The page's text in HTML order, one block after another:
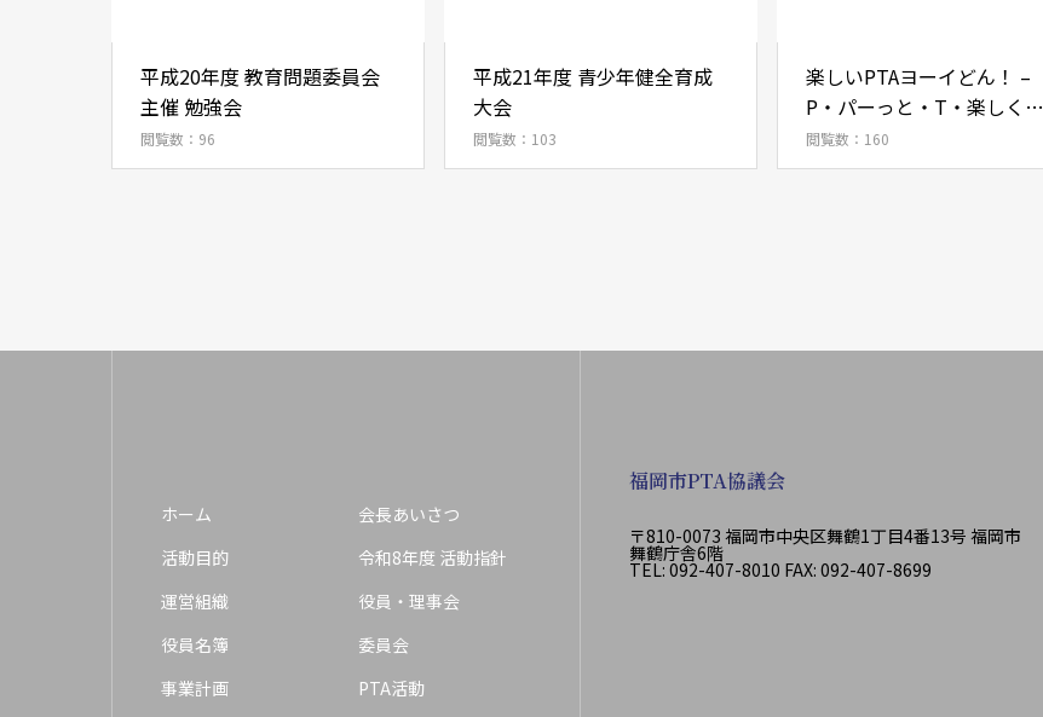
平成20年度 教育問題委員会
主催 勉強会
閲覧数：96
平成21年度 青少年健全育成
大会
閲覧数：103
楽しいPTAヨーイどん！ –
P・パーっと・T・楽しく・
A・遊ぶ会 –
閲覧数：160
ホーム
会長あいさつ
活動目的
令和8年度 活動指針
運営組織
役員・理事会
役員名簿
委員会
事業計画
PTA活動
福岡市PTA協議会
〒810-0073 福岡市中央区舞鶴1丁目4番13号 福岡市
舞鶴庁舎6階
TEL: 092-407-8010 FAX: 092-407-8699